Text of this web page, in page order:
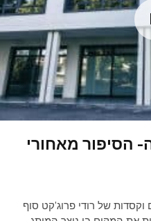
הסיפור מאחורי
של רודי פרוג'קט סוף